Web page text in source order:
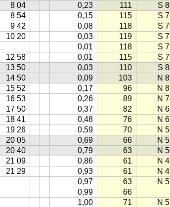
8 04 0,23 111 S
8 54 0,15 115 S
9 42 0,08 118 S
10 20 0,03 119 S
0,01 118 S
12 58 0,01 115 S
13 50 0,03 110 S
14 50 0,09 103 N
15 52 0,17 96 N
16 53 0,26 89 N
17 50 0,37 82 N
18 41 0,48 76 N
19 26 0,59 70 N
20 05 0,69 66 N
20 40 0,79 63 N
21 09 0,86 61 N
21 29 0,93 61 N
0,97 63 N
0,99 66
1,00 71 N